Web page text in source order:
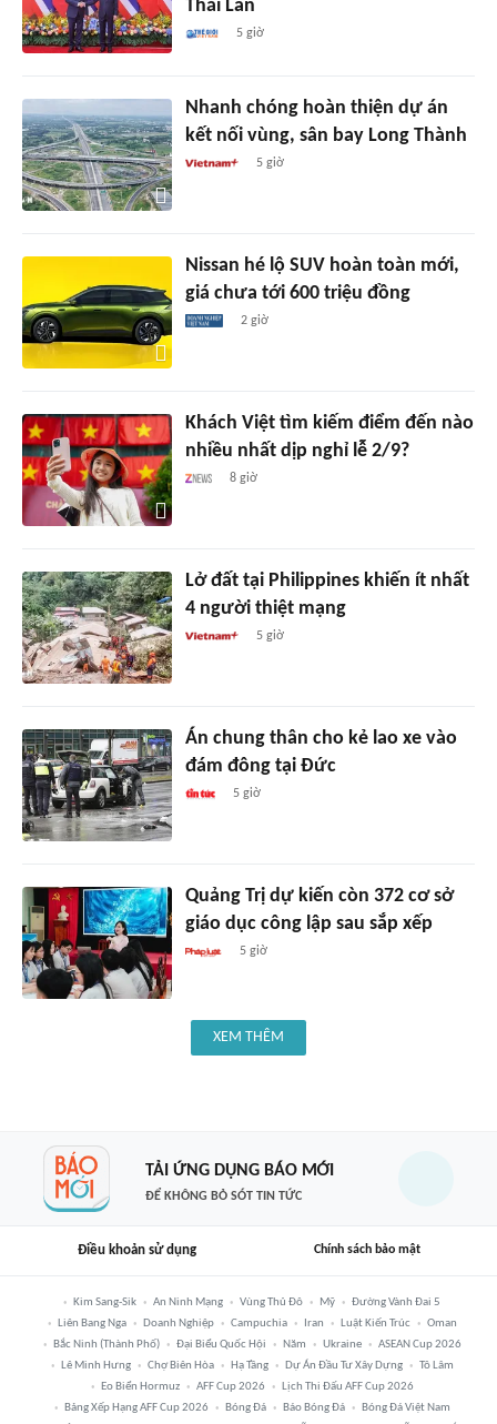
Thái Lan
5 giờ
Nhanh chóng hoàn thiện dự án
kết nối vùng, sân bay Long Thành
5 giờ
Nissan hé lộ SUV hoàn toàn mới,
giá chưa tới 600 triệu đồng
2 giờ
Khách Việt tìm kiếm điểm đến nào
nhiều nhất dịp nghỉ lễ 2/9?
8 giờ
Lở đất tại Philippines khiến ít nhất
4 người thiệt mạng
5 giờ
Án chung thân cho kẻ lao xe vào
đám đông tại Đức
5 giờ
Quảng Trị dự kiến còn 372 cơ sở
giáo dục công lập sau sắp xếp
5 giờ
XEM THÊM
TẢI ỨNG DỤNG BÁO MỚI
ĐỂ KHÔNG BỎ SÓT TIN TỨC
Điều khoản sử dụng Chính sách bảo mật
Kim Sang-Sik An Ninh Mạng Vùng Thủ Đô Mỹ
Đường Vành Đai 5
Liên Bang Nga
Doanh Nghiệp Campuchia Iran Luật Kiến Trúc
Oman
Bắc Ninh (thành Phố)
Đại Biểu Quốc Hội Năm Ukraine
ASEAN Cup 2026
Lê Minh Hưng
Chợ Biên Hòa Hạ Tầng Dự Án Đầu Tư Xây Dựng
Tô Lâm
Eo Biển Hormuz
AFF Cup 2026
Lịch Thi Đấu AFF Cup 2026
Bảng Xếp Hạng AFF Cup 2026
Bóng Đá Báo Bóng Đá
Bóng Đá Việt Nam